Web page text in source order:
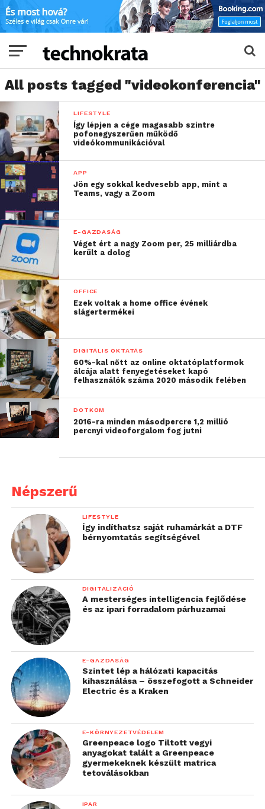
All posts tagged "videokonferencia"
LIFESTYLE
Így lépjen a cége magasabb szintre
pofonegyszerűen működő
videókommunikációval
APP
Jön egy sokkal kedvesebb app, mint a
Teams, vagy a Zoom
E-GAZDASÁG
Véget ért a nagy Zoom per, 25 milliárdba
került a dolog
OFFICE
Ezek voltak a home office évének
slágertermékei
DIGITÁLIS OKTATÁS
60%-kal nőtt az online oktatóplatformok
álcája alatt fenyegetéseket kapó
felhasználók száma 2020 második felében
DOTKOM
2016-ra minden másodpercre 1,2 millió
percnyi videoforgalom fog jutni
Népszerű
LIFESTYLE
Így indíthatsz saját ruhamárkát a DTF
bérnyomtatás segítségével
DIGITALIZÁCIÓ
A mesterséges intelligencia fejlődése
és az ipari forradalom párhuzamai
E-GAZDASÁG
Szintet lép a hálózati kapacitás
kihasználása – összefogott a Schneider
Electric és a Kraken
E-KÖRNYEZETVÉDELEM
Greenpeace logo Tiltott vegyi
anyagokat talált a Greenpeace
gyermekeknek készült matrica
tetoválásokban
IPAR